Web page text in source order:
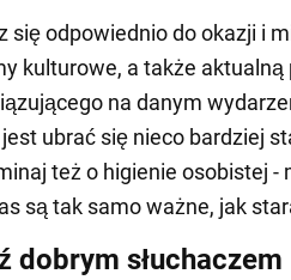
się odpowiednio do okazji i
kulturowe, a także
na danym
jest ubrać się nieco bardziej
też o higienie osobistej -
są tak samo ważne, jak
dobrym słuchaczem